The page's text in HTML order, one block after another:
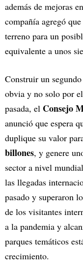
además de mejoras
compañía agregó
terreno para un
equivalente a unos
Construir un
obvia y no solo por
pasada, el Consejo
anunció que espera
duplique su valor
billones, y genere
sector a nivel
las llegadas
pasado y superaron
de los visitantes
a la pandemia y
parques temáticos
crecimiento.